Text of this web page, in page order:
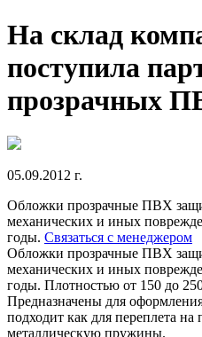
На склад
поступила
прозрачных
05.09.2012 г.
Обложки прозрачные ПВХ
механических и иных
годы. Связаться с менеджером
Обложки прозрачные ПВХ
механических и иных
годы. Плотностью от 150 до
Предназначены для
подходит как для переплета на
металлическую пружины.